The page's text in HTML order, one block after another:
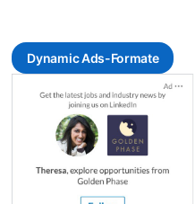
Dynamic Ads-Formate
opens in a new tab